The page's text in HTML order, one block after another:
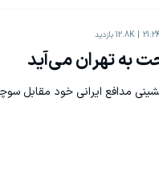
12.8K بازدید
به تهران می‌آید
مدافع ایرانی خود مقابل